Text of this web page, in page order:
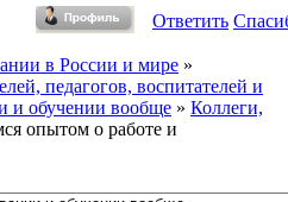
Ответить
в России и мире »
педагогов, воспитателей и
и обучении вообще » Коллеги,
опытом о работе и